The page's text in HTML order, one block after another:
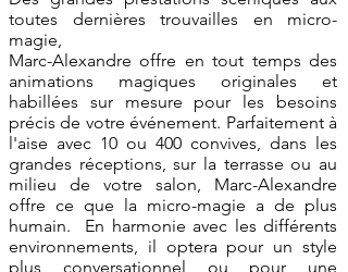
toutes dernières trouvailles en micro-
magie,
Marc-Alexandre offre en tout temps des
animations magiques originales et
habillées sur mesure pour les besoins
précis de votre événement. Parfaitement à
l'aise avec 10 ou 400 convives, dans les
grandes réceptions, sur la terrasse ou au
milieu de votre salon, Marc-Alexandre
offre ce que la micro-magie a de plus
humain. En harmonie avec les différents
environnements, il optera pour un style
plus conversationnel ou pour une